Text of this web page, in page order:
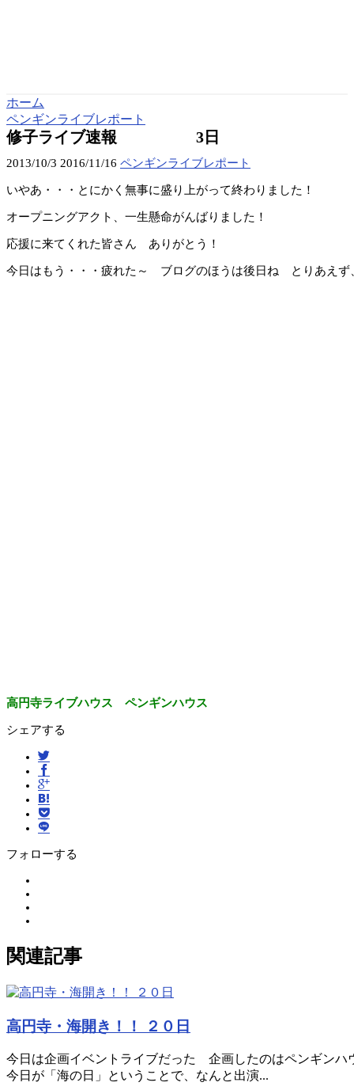
ホーム
ペンギンライブレポート
修子ライブ速報 3日
2013/10/3 2016/11/16 ペンギンライブレポート
いやあ・・・とにかく無事に盛り上がって終わりました！
オープニングアクト、一生懸命がんばりました！
応援に来てくれた皆さん ありがとう！
今日はもう・・・疲れた～ ブログのほうは後日ね とりあえ
高円寺ライブハウス ペンギンハウス
シェアする
フォローする
関連記事
高円寺・海開き！！ ２０日
今日は企画イベントライブだった 企画したのはペンギンハ
今日が「海の日」ということで、なんと出演...